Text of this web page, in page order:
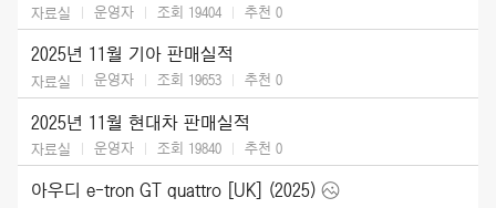
자료실 운영자 조회 19404 추천 0
2025년 11월 기아 판매실적
자료실 운영자 조회 19653 추천 0
2025년 11월 현대차 판매실적
자료실 운영자 조회 19840 추천 0
아우디 e-tron GT quattro [UK] (2025)